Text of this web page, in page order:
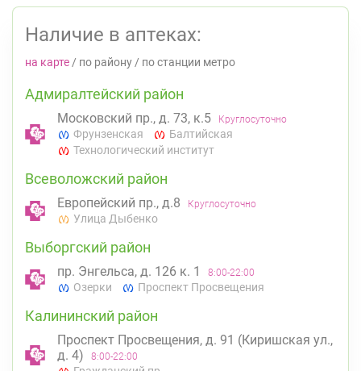
Наличие в аптеках:
на карте / по району / по станции метро
Адмиралтейский район
Московский пр., д. 73, к.5 Круглосуточно
Фрунзенская
Балтийская
Технологический институт
Всеволожский район
Европейский пр., д.8 Круглосуточно
Улица Дыбенко
Выборгский район
пр. Энгельса, д. 126 к. 1 8:00-22:00
Озерки Проспект Просвещения
Калининский район
Проспект Просвещения, д. 91 (Киришская ул.,
д. 4)
8:00-22:00